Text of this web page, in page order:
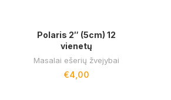
Polaris 2″ (5cm) 12
vienetų
Masalai ešerių žvejybai
€4,00